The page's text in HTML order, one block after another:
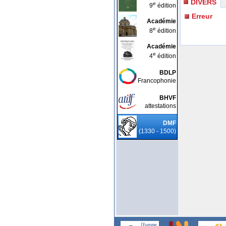
9e édition
Académie
8e édition
Académie
4e édition
BDLP
Francophonie
BHVF
attestations
DMF
(1330 - 1500)
DIVERS
Erreur